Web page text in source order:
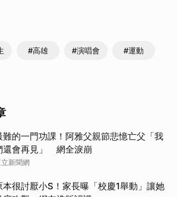
#高雄 #演唱會 #運動
難的一門功課！阿雅父親節悲憶亡父「我
還會再見」 網全淚崩
立新聞網
本很討厭小S！家長曝「校慶1舉動」讓她